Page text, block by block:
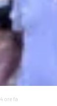
4 ore fa